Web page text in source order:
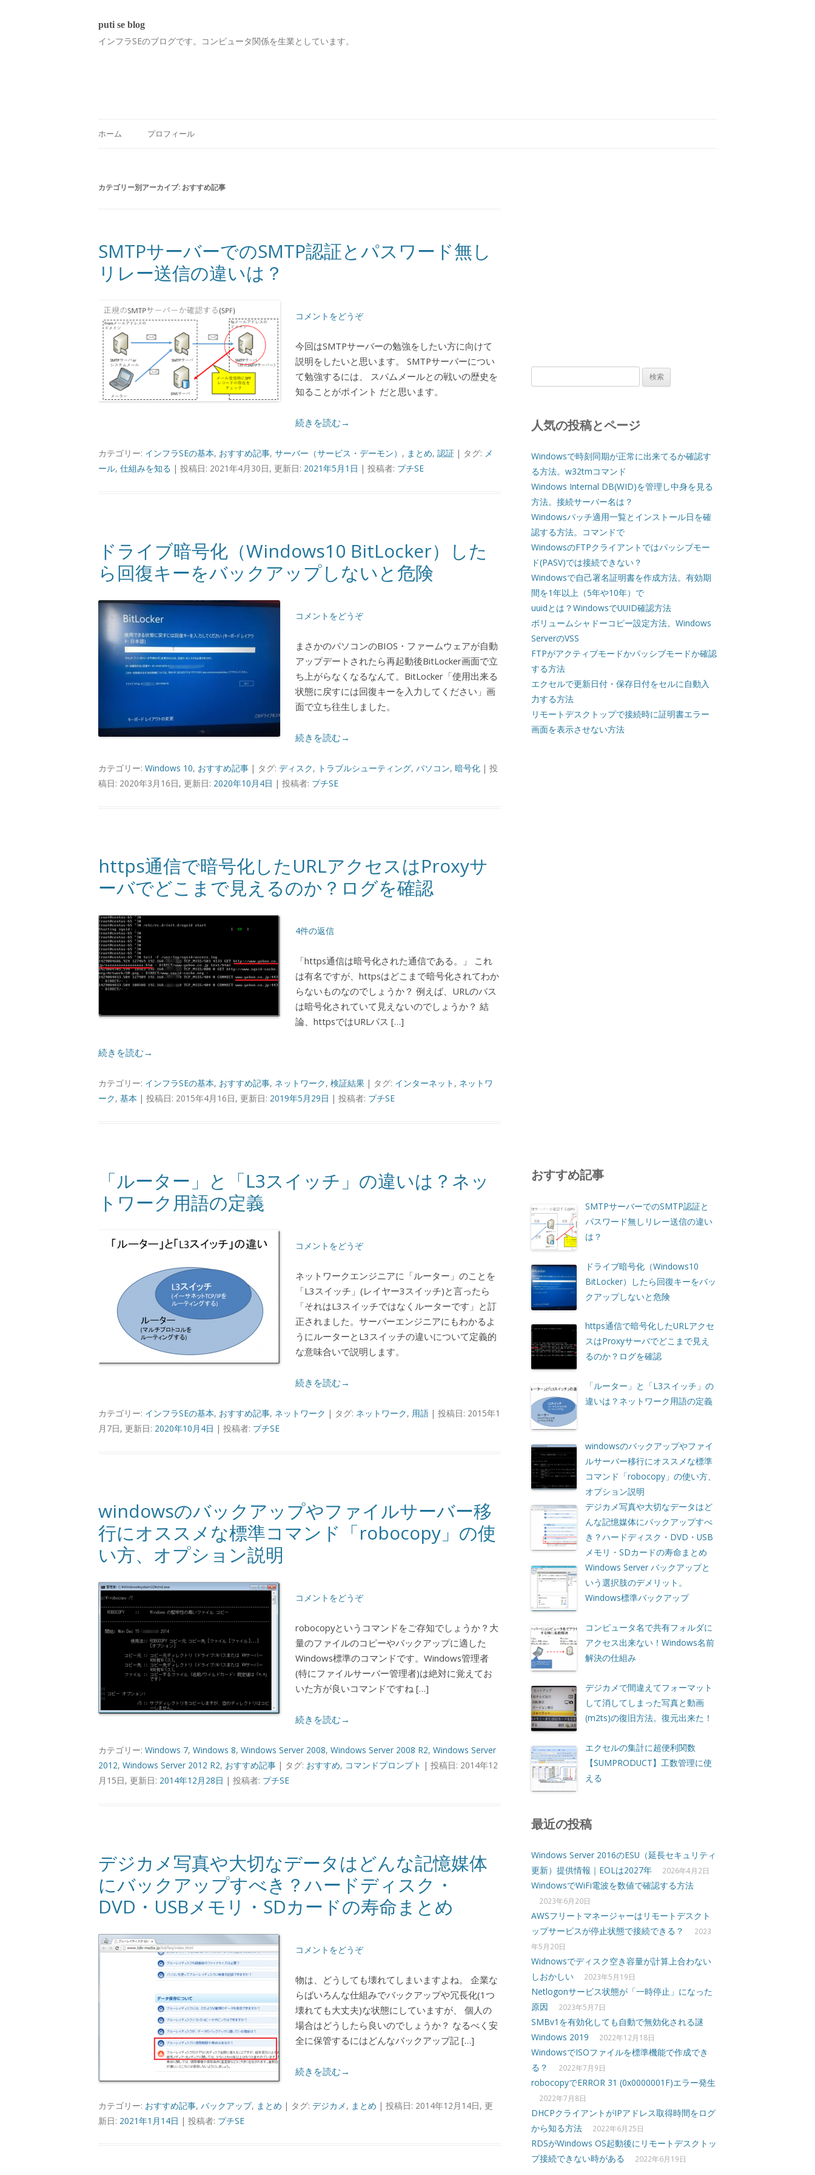
puti se blog
インフラSEのブログです。コンピュータ関係を生業としています。
ホーム プロフィール
カテゴリー別アーカイブ: おすすめ記事
SMTPサーバーでのSMTP認証とパスワード無し
リレー送信の違いは？
コメントをどうぞ
今回はSMTPサーバーの勉強をしたい方に向けて
説明をしたいと思います。 SMTPサーバーについ
て勉強するには、 スパムメールとの戦いの歴史を
知ることがポイント だと思います。
続きを読む→
カテゴリー: インフラSEの基本, おすすめ記事, サーバー（サービス・デーモン） , まとめ, 認証| タグ: メ
ール, 仕組みを知る | 投稿日: 2021年4月30日, 更新日: 2021年5月1日 | 投稿者: プチSE
ドライブ暗号化（Windows10 BitLocker）した
ら回復キーをバックアップしないと危険
コメントをどうぞ
まさかのパソコンのBIOS・ファームウェアが自動
アップデートされたら再起動後BitLocker画面で立
ち上がらなくなるなんて。BitLocker「使用出来る
状態に戻すには回復キーを入力してください」画
面で立ち往生しました。
続きを読む→
カテゴリー: Windows 10, おすすめ記事| タグ: ディスク, トラブルシューティング, パソコン, 暗号化| 投
稿日: 2020年3月16日, 更新日: 2020年10月4日 | 投稿者: プチSE
https通信で暗号化したURLアクセスはProxyサ
ーバでどこまで見えるのか？ログを確認
4件の返信
「https通信は暗号化された通信である。」 これ
は有名ですが、httpsはどこまで暗号化されてわか
らないものなのでしょうか？ 例えば、URLのパス
は暗号化されていて見えないのでしょうか？ 結
論、httpsではURLパス […]
続きを読む→
カテゴリー: インフラSEの基本, おすすめ記事, ネットワーク, 検証結果| タグ: インターネット , ネットワ
ーク, 基本 | 投稿日: 2015年4月16日, 更新日: 2019年5月29日 | 投稿者: プチSE
「ルーター」と「L3スイッチ」の違いは？ネッ
トワーク用語の定義
コメントをどうぞ
ネットワークエンジニアに「ルーター」のことを
「L3スイッチ」(レイヤー3スイッチ)と言ったら
「それはL3スイッチではなくルーターです」と訂
正されました。サーバーエンジニアにもわかるよ
うにルーターとL3スイッチの違いについて定義的
な意味合いで説明します。
続きを読む→
カテゴリー: インフラSEの基本, おすすめ記事, ネットワーク | タグ: ネットワーク, 用語| 投稿日: 2015年1
月7日, 更新日: 2020年10月4日 | 投稿者: プチSE
windowsのバックアップやファイルサーバー移
行にオススメな標準コマンド「robocopy」の使
い方、オプション説明
コメントをどうぞ
robocopyというコマンドをご存知でしょうか？大
量のファイルのコピーやバックアップに適した
Windows標準のコマンドです。Windows管理者
(特にファイルサーバー管理者)は絶対に覚えてお
いた方が良いコマンドですね […]
続きを読む→
カテゴリー: Windows 7, Windows 8, Windows Server 2008, Windows Server 2008 R2, Windows Server
2012, Windows Server 2012 R2, おすすめ記事| タグ: おすすめ, コマンドプロンプト | 投稿日: 2014年12
月15日, 更新日: 2014年12月28日 | 投稿者: プチSE
デジカメ写真や大切なデータはどんな記憶媒体
にバックアップすべき？ハードディスク・
DVD・USBメモリ・SDカードの寿命まとめ
コメントをどうぞ
物は、どうしても壊れてしまいますよね。 企業な
らばいろんな仕組みでバックアップや冗長化(1つ
壊れても大丈夫)な状態にしていますが、 個人の
場合はどうしたら良いのでしょうか？ なるべく安
全に保管するにはどんなバックアップ記 […]
続きを読む→
カテゴリー: おすすめ記事, バックアップ, まとめ | タグ: デジカメ, まとめ | 投稿日: 2014年12月14日, 更
新日: 2021年1月14日 | 投稿者: プチSE
索:
人気の投稿とページ
Windowsで時刻同期が正常に出来てるか確認す
る方法。w32tmコマンド
Windows Internal DB(WID)を管理し中身を見る
方法。接続サーバー名は？
Windowsパッチ適用一覧とインストール日を確
認する方法。コマンドで
WindowsのFTPクライアントではパッシブモー
ド(PASV)では接続できない？
Windowsで自己署名証明書を作成方法。有効期
間を1年以上（5年や10年）で
uuidとは？WindowsでUUID確認方法
ボリュームシャドーコピー設定方法。Windows
ServerのVSS
FTPがアクティブモードかパッシブモードか確認
する方法
エクセルで更新日付・保存日付をセルに自動入
力する方法
リモートデスクトップで接続時に証明書エラー
画面を表示させない方法
おすすめ記事
SMTPサーバーでのSMTP認証と
パスワード無しリレー送信の違い
は？
ドライブ暗号化（Windows10
BitLocker）したら回復キーをバッ
クアップしないと危険
https通信で暗号化したURLアクセ
スはProxyサーバでどこまで見え
るのか？ログを確認
「ルーター」と「L3スイッチ」の
違いは？ネットワーク用語の定義
windowsのバックアップやファイ
ルサーバー移行にオススメな標準
コマンド「robocopy」の使い方、
オプション説明
デジカメ写真や大切なデータはど
んな記憶媒体にバックアップすべ
き？ハードディスク・DVD・USB
メモリ・SDカードの寿命まとめ
Windows Server バックアップと
いう選択肢のデメリット。
Windows標準バックアップ
コンピュータ名で共有フォルダに
アクセス出来ない！Windows名前
解決の仕組み
デジカメで間違えてフォーマット
して消してしまった写真と動画
(m2ts)の復旧方法。復元出来た！
エクセルの集計に超便利関数
【SUMPRODUCT】工数管理に使
える
最近の投稿
Windows Server 2016のESU（延長セキュリティ
更新）提供情報｜EOLは2027年
2026年4月2日
WindowsでWiFi電波を数値で確認する方法
2023年6月20日
AWSフリートマネージャーはリモートデスクト
ップサービスが停止状態で接続できる？
2023
年5月20日
Widnowsでディスク空き容量が計算上合わない
しおかしい
2023年5月19日
Netlogonサービス状態が「一時停止」になった
原因
2023年5月7日
SMBv1を有効化しても自動で無効化される謎
Windows 2019
2022年12月18日
WindowsでISOファイルを標準機能で作成でき
る？
2022年7月9日
robocopyでERROR 31 (0x0000001F)エラー発生
2022年7月8日
DHCPクライアントがIPアドレス取得時間をログ
から知る方法
2022年6月25日
RDSがWindows OS起動後にリモートデスクトッ
プ接続できない時がある
2022年6月19日